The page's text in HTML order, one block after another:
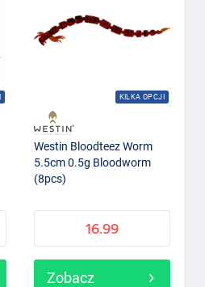
KILKA OPCJI
Westin Bloodteez Worm
5.5cm 0.5g Bloodworm
(8pcs)
16.99
Zobacz